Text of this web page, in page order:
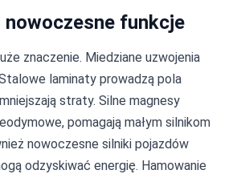
nowoczesne funkcje
znaczenie. Miedziane uzwojenia
laminaty prowadzą pola
straty. Silne magnesy
pomagają małym silnikom
nowoczesne silniki pojazdów
odzyskiwać energię. Hamowanie